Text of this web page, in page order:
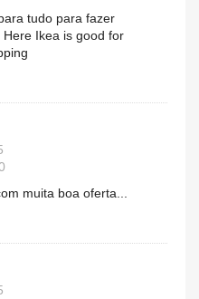
tudo para fazer
Ikea is good for
muita boa oferta...